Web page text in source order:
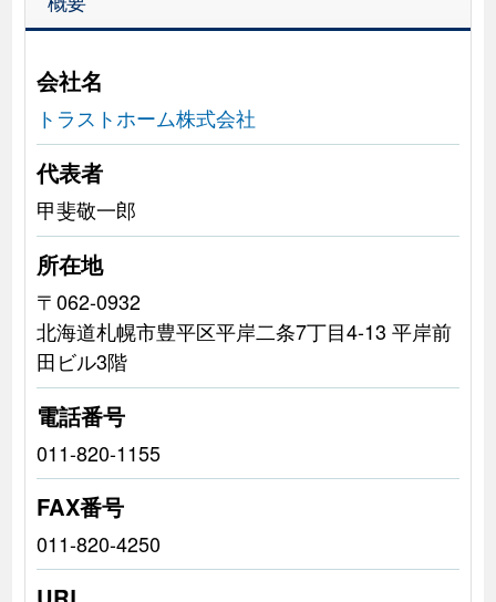
会社名
トラストホーム株式会社
代表者
甲斐敬一郎
所在地
〒062-0932
北海道札幌市豊平区平岸二条7丁目4-13 平岸前
田ビル3階
電話番号
011-820-1155
FAX番号
011-820-4250